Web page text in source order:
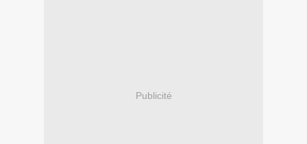
Publicité